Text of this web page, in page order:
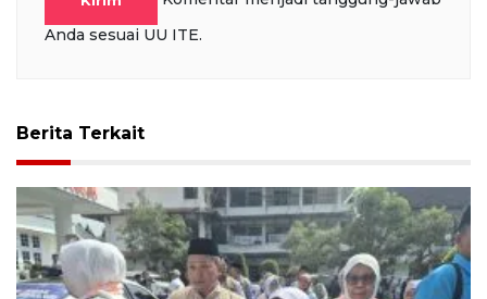
Anda sesuai UU ITE.
Berita Terkait